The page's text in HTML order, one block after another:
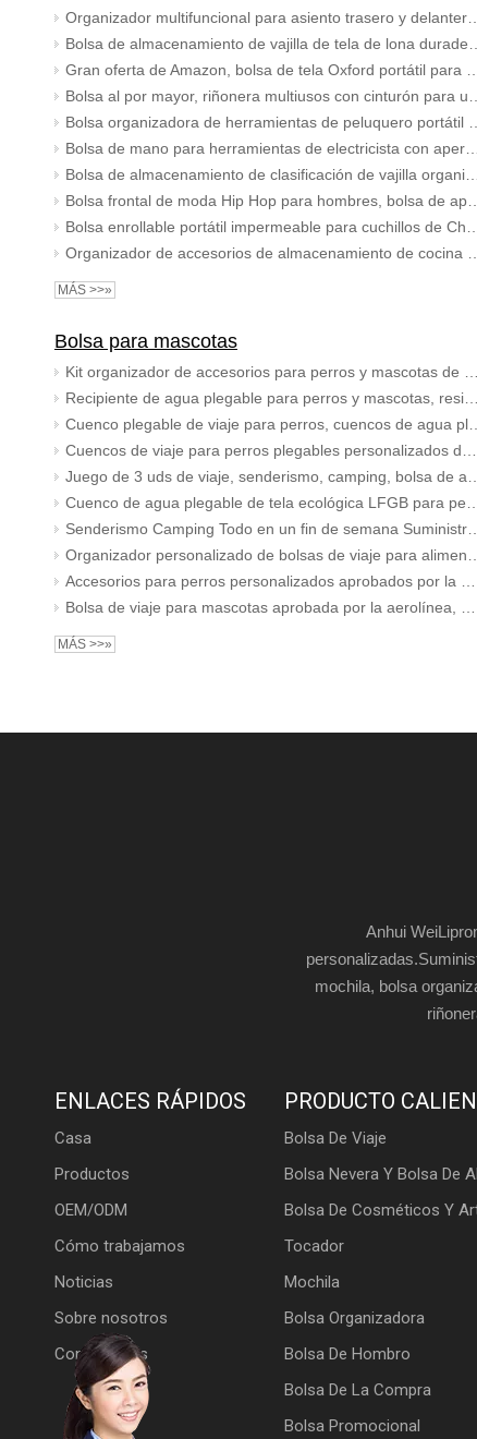
Organizador multifuncional para asiento trasero y delantero de coche para
Bolsa de almacenamiento de vajilla de tela de lona
Gran oferta de Amazon, bolsa de tela Oxford portátil para enfermera,
Bolsa al por mayor, riñonera multiusos con
Bolsa organizadora de herramientas de
Bolsa de mano para herramientas de electricista con apertura superior, organizador de herramientas de garaje resistente personalizado con correa para el hombro
Bolsa de almacenamiento de clasificación de vajilla organizadora de utensilios de cocina portátil resistente al agua con impresión personalizada
Bolsa frontal de moda Hip Hop para hombres, bolsa de
Bolsa enrollable portátil impermeable para cuchillos de Chef, juego de utensilios
Organizador de accesorios de almacenamiento de cocina de alta calidad con
MÁS >>»
Bolsa para mascotas
Kit organizador de accesorios para perros y mascotas de viaje al aire libre, Kit de cuenco a prueba de fugas portátil para alimentos y agua
Recipiente de agua plegable para perros y mascotas, resistente al agua, para viajes, al aire libre, portátil, Oxford, resistente al agua
Cuenco plegable de viaje para perros, cuencos
Cuencos de viaje para perros plegables personalizados de fábrica BSCI, 2 uds., cuencos de agua para perros plegables ligeros para mascotas al aire libre
Juego de 3 uds de viaje, senderismo, camping, bolsa de aperitivos para mascotas
Cuenco de agua plegable de tela ecológica LFGB para perros, portátil, para viajes
Senderismo Camping Todo en un fin de semana Suministros para perros
Organizador personalizado de bolsas de viaje para alimentos para perros
Accesorios para perros personalizados aprobados por la aerolínea bolsas organizadoras de transporte de alimentos bolsa de viaje para mascotas para fin de semana de perros y gatos
Bolsa de viaje para mascotas aprobada por la aerolínea, bolsa organizadora de almacenamiento de contenedores de comida para perros con bolsillos multifuncionales
MÁS >>»
Anhui
mochila, bolsa
ENLACES RÁPIDOS
Casa
Productos
OEM/ODM
Cómo trabajamos
Noticias
Sobre nosotros
Contáctenos
PRODUCTO
Bolsa De Viaje
Bolsa Nevera Y Bolsa De
Bolsa De Cosméticos Y
Tocador
Mochila
Bolsa Organizadora
Bolsa De Hombro
Bolsa De La Compra
Bolsa Promocional